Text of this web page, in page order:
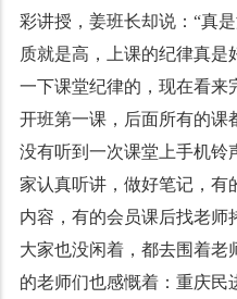
彩讲授，姜班长却说：“真
质就是高，上课的纪律真是
一下课堂纪律的，现在看来
开班第一课，后面所有的课
没有听到一次课堂上手机铃
家认真听讲，做好笔记，有
内容，有的会员课后找老师
大家也没闲着，都去围着老
的老师们也感慨着：重庆民